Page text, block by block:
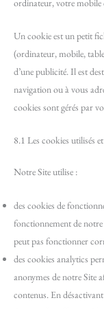
ordinateur, votre mobile
Un cookie est un petit
(ordinateur, mobile,
d’une publicité. Il est
navigation ou à vous
cookies sont gérés par
8.1 Les cookies utilisés
Notre Site utilise :
des cookies de
fonctionnement de
peut pas fonctionner
des cookies analytics
anonymes de notre Site
contenus. En